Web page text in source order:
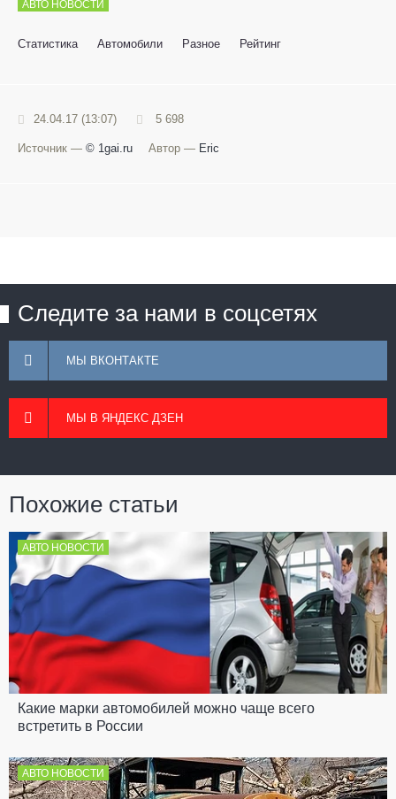
АВТО НОВОСТИ
Статистика Автомобили Разное Рейтинг
24.04.17 (13:07) 5 698
Источник — © 1gai.ru Автор — Eric
Следите за нами в соцсетях
МЫ ВКОНТАКТЕ
МЫ В ЯНДЕКС ДЗЕН
Похожие статьи
АВТО НОВОСТИ
Какие марки автомобилей можно чаще всего
встретить в России
АВТО НОВОСТИ